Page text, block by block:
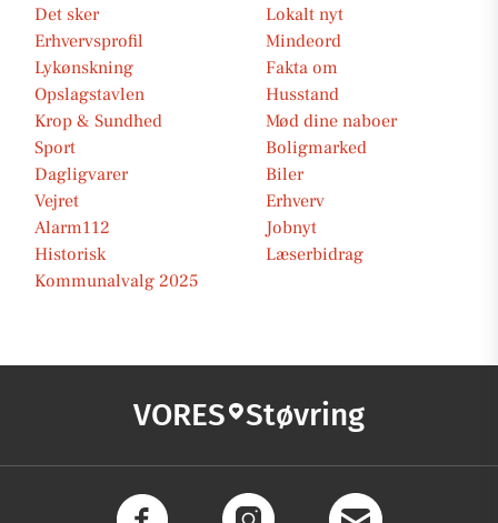
Det sker
Lokalt nyt
Erhvervsprofil
Mindeord
Lykønskning
Fakta om
Opslagstavlen
Husstand
Krop & Sundhed
Mød dine naboer
Sport
Boligmarked
Dagligvarer
Biler
Vejret
Erhverv
Alarm112
Jobnyt
Historisk
Læserbidrag
Kommunalvalg 2025
VORES Støvring